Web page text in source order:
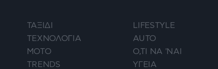
ΤΑΞΙΔΙ
LIFESTYLE
ΤΕΧΝΟΛΟΓΙΑ
AUTO
ΜΟΤΟ
Ο,ΤΙ ΝΑ 'ΝΑΙ
TRENDS
ΥΓΕΙΑ